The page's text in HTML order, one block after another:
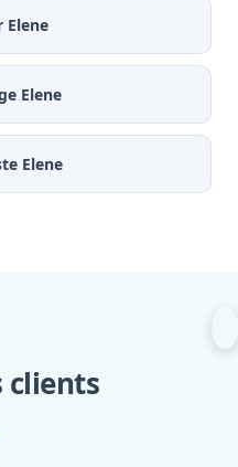
Elene
Elene
Elene
clients